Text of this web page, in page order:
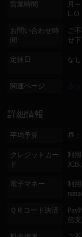
営業時間
月
お問い合わせ時
間
ご
せ下
定休日 なし
関連ページ ホ
詳細情報
平均予算 昼
クレジットカー
ド
利
JCB
電子マネー
利用
ＱＲコード決済
信支